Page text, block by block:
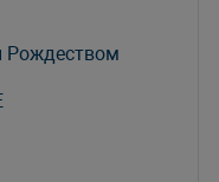
Рождеством